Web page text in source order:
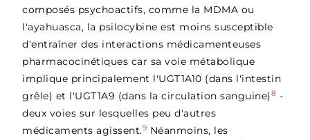
composés psychoactifs, comme la MDMA ou
l'ayahuasca, la psilocybine est moins susceptible
d'entraîner des interactions médicamenteuses
pharmacocinétiques car sa voie métabolique
implique principalement l'UGT1A10 (dans l'intestin
grêle) et l'UGT1A9 (dans la circulation sanguine)8 -
deux voies sur lesquelles peu d'autres
médicaments agissent.9 Néanmoins, les